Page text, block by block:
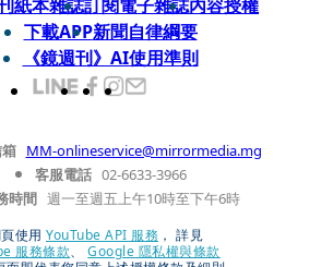
紙本雜誌訂閱電子雜誌內容授權
下載APP新聞自律綱要
《鏡週刊》AI使用準則
MM-onlineservice@mirrormedia.mg
客服電話 02-6633-3966
時間 週一至週五上午10時至下午6時
使用 YouTube API 服務 ， 詳見
服務條款、
Google 隱私權與條款